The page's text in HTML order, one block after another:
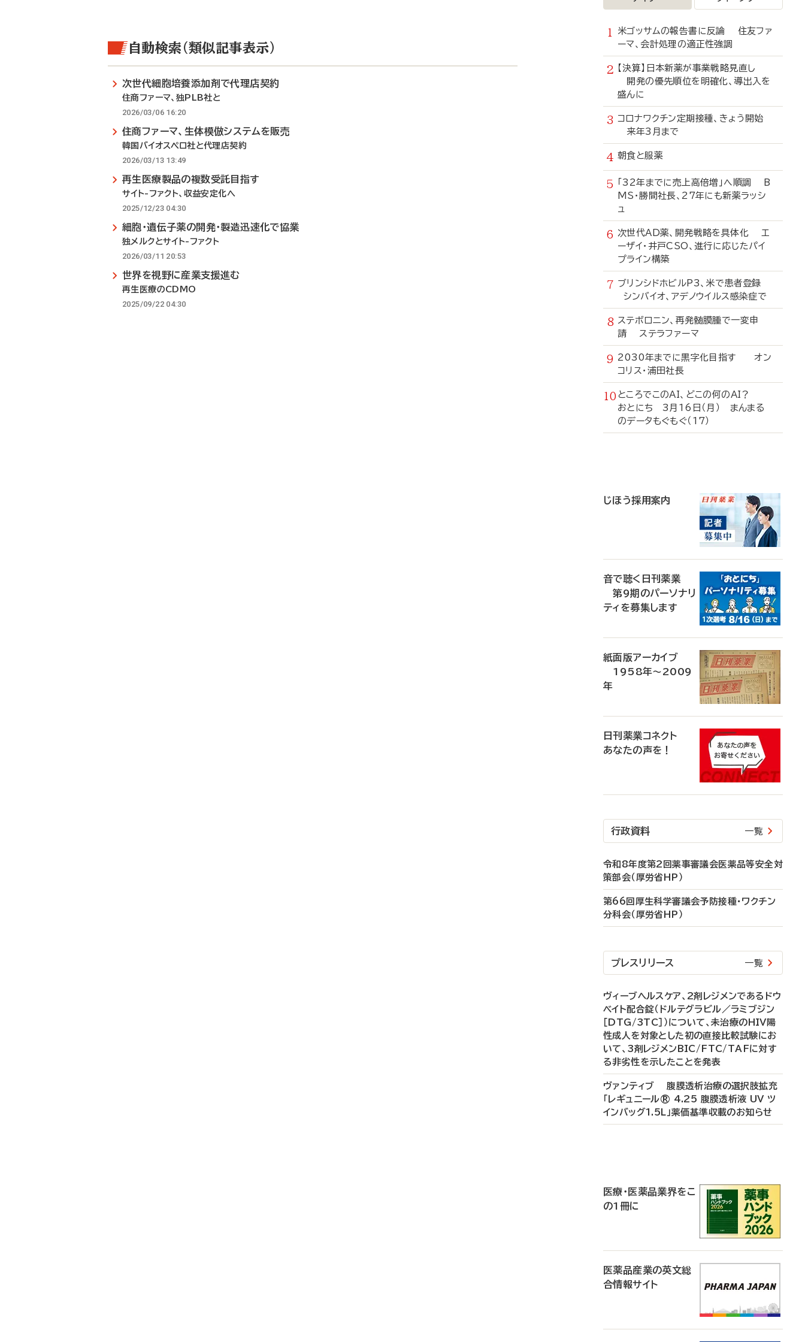
自動検索（類似記事表示）
次世代細胞培養添加剤で代理店契約
住商ファーマ、独PLB社と
2026/03/06 16:20
住商ファーマ、生体模倣システムを販売
韓国バイオスペロ社と代理店契約
2026/03/13 13:49
再生医療製品の複数受託目指す
サイト-ファクト、収益安定化へ
2025/12/23 04:30
細胞・遺伝子薬の開発・製造迅速化で協業
独メルクとサイト-ファクト
2026/03/11 20:53
世界を視野に産業支援進む
再生医療のCDMO
2025/09/22 04:30
米ゴッサムの報告書に反論 住友ファ
ーマ、会計処理の適正性強調
【決算】日本新薬が事業戦略見直し
開発の優先順位を明確化、導出入を
盛んに
コロナワクチン定期接種、きょう開始
来年3月まで
朝食と服薬
「32年までに売上高倍増」へ順調 B
MS・勝間社長、27年にも新薬ラッシ
ュ
次世代AD薬、開発戦略を具体化 エ
ーザイ・井戸CSO、進行に応じたパイ
プライン構築
ブリンシドホビルP3、米で患者登録
シンバイオ、アデノウイルス感染症で
ステボロニン、再発髄膜腫で一変申
請 ステラファーマ
2030年までに黒字化目指す オン
コリス・浦田社長
ところでこのAI、どこの何のAI？
おとにち 3月16日（月） まんまる
のデータもぐもぐ（17）
じほう採用案内
音で聴く日刊薬業
第9期のパーソナリ
ティを募集します
紙面版アーカイブ
1958年～2009
年
日刊薬業コネクト
あなたの声を！
行政資料 一覧
令和8年度第2回薬事審議会医薬品等安全対
策部会（厚労省HP）
第66回厚生科学審議会予防接種・ワクチン
分科会（厚労省HP）
プレスリリース 一覧
ヴィーブヘルスケア、2剤レジメンであるドウ
ベイト配合錠（ドルテグラビル／ラミブジン
［DTG/3TC］）について、未治療のHIV陽
性成人を対象とした初の直接比較試験にお
いて、3剤レジメンBIC/FTC/TAFに対す
る非劣性を示したことを発表
ヴァンティブ 腹膜透析治療の選択肢拡充
「レギュニール® 4.25 腹膜透析液 UV ツ
インバッグ1.5L」薬価基準収載のお知らせ
医療・医薬品業界をこ
の1冊に
医薬品産業の英文総
合情報サイト